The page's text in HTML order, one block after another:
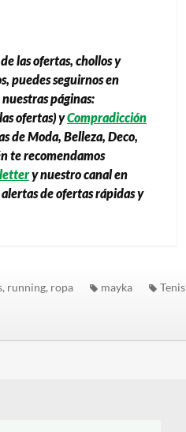
las ofertas, chollos y
puedes seguirnos en
páginas:
ofertas) yCompradicción
de Moda, Belleza, Deco,
te recomendamos
y nuestro canal en
de ofertas rápidas y
running, ropa mayka Tenis